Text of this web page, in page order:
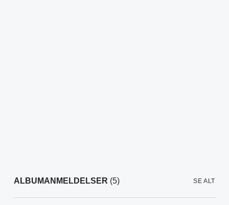
ALBUMANMELDELSER (5) SE ALT